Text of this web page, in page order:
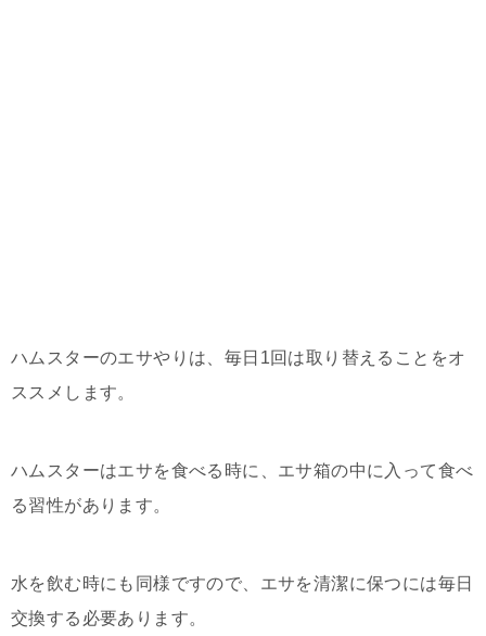
ハムスターのエサやりは、毎日1回は取り替えることをオ
ススメします。
ハムスターはエサを食べる時に、エサ箱の中に入って食べ
る習性があります。
水を飲む時にも同様ですので、エサを清潔に保つには毎日
交換する必要あります。